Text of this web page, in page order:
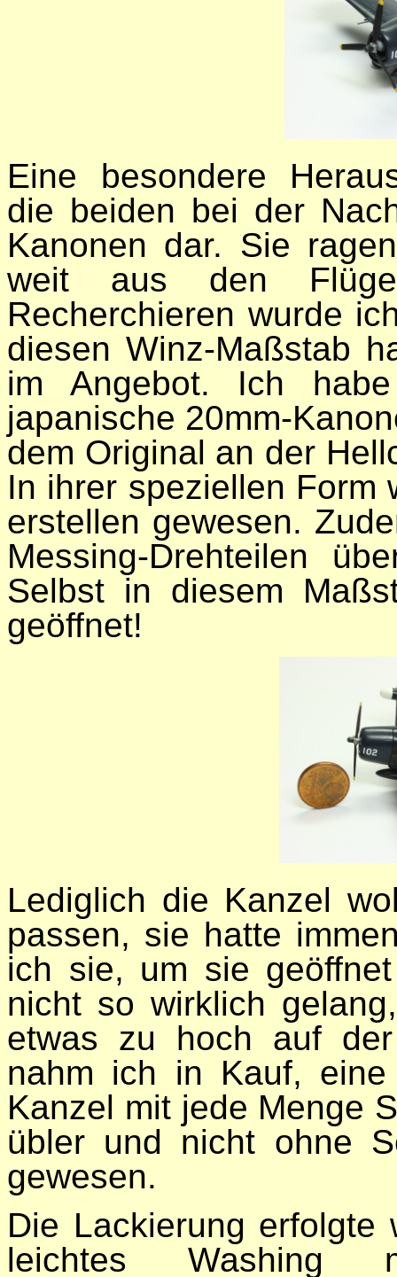
Eine besondere
die beiden bei der
Kanonen dar. Sie
weit aus den
Recherchieren wurde
diesen Winz-Maßstab
im Angebot. Ich
japanische 20mm-
dem Original an der
In ihrer speziellen Form
erstellen gewesen.
Messing-Drehteilen
Selbst in diesem
geöffnet!
Lediglich die Kanzel
passen, sie hatte
ich sie, um sie
nicht so wirklich
etwas zu hoch auf
nahm ich in Kauf, eine
Kanzel mit jede Menge
übler und nicht ohne
gewesen.
Die Lackierung erfolgte
leichtes Washing